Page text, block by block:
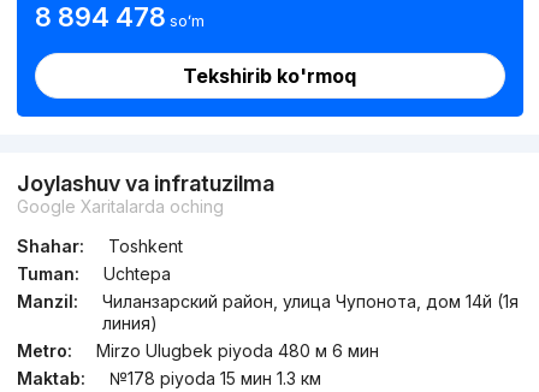
8 894 478 soʻm
Tekshirib ko'rmoq
Joylashuv va infratuzilma
Google Xaritalarda oching
Shahar:
Toshkent
Tuman:
Uchtepa
Manzil:
Чиланзарский район, улица Чупонота, дом 14й (1я
линия)
Metro:
Mirzo Ulugbek piyoda 480 м 6 мин
Maktab:
№178 piyoda 15 мин 1.3 км